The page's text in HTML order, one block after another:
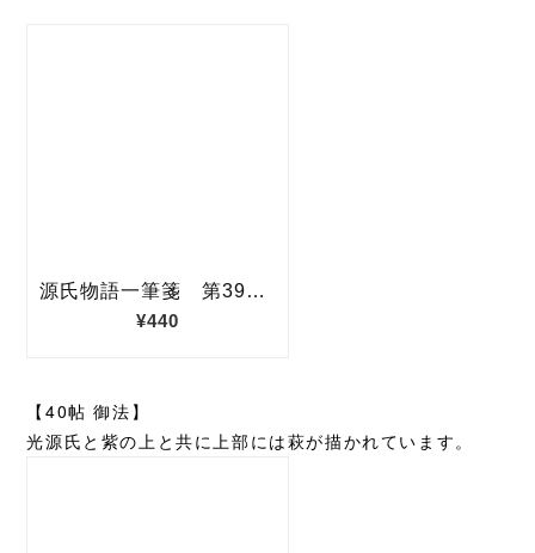
【40帖 御法】
光源氏と紫の上と共に上部には萩が描かれています。